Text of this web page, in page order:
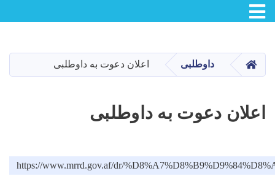
main
content
صفحه اصلیداوطلبی اعلان دعوت به داوطلبی
اعلان دعوت به داوطلبی
https://www.mrrd.gov.af/dr/